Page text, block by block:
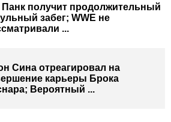
получит продолжительный
забег; WWE не
...
Сина отреагировал на
карьеры Брока
Вероятный ...